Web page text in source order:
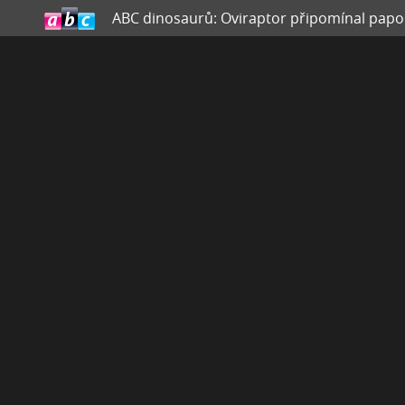
ABC dinosaurů: Oviraptor připomínal